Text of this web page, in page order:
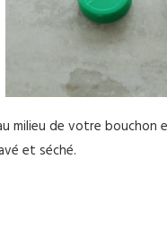
milieu de votre bouchon
et séché.